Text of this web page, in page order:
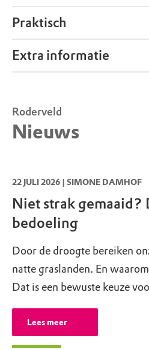
Praktisch
Rossum, restaurant
T:0541 – 62 60 28
Extra informatie
Honden welkom,
Roderveld
Nieuws
22 JULI 2026 | SIMONE DAMHOF
Niet strak gemaaid?
bedoeling
Door de droogte bereiken
natte graslanden. En
Dat is een bewuste keuze
Lees meer